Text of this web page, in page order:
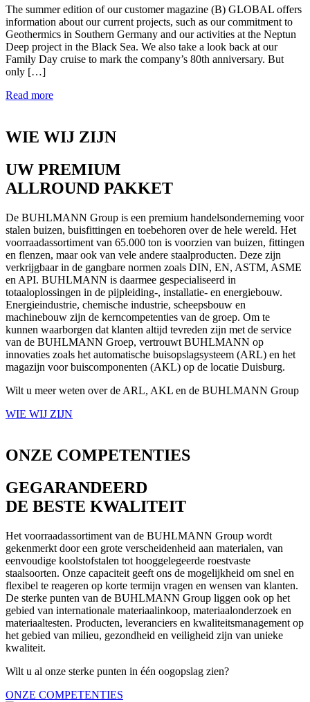
The summer edition of our customer magazine (B) GLOBAL offers
information about our current projects, such as our commitment to
Geothermics in Southern Germany and our activities at the Neptun
Deep project in the Black Sea. We also take a look back at our
Family Day cruise to mark the company’s 80th anniversary. But
only […]
Read more
WIE WIJ ZIJN
UW PREMIUM
ALLROUND PAKKET
De BUHLMANN Group is een premium handelsonderneming voor
stalen buizen, buisfittingen en toebehoren over de hele wereld. Het
voorraadassortiment van 65.000 ton is voorzien van buizen, fittingen
en flenzen, maar ook van vele andere staalproducten. Deze zijn
verkrijgbaar in de gangbare normen zoals DIN, EN, ASTM, ASME
en API. BUHLMANN is daarmee gespecialiseerd in
totaaloplossingen in de pijpleiding-, installatie- en energiebouw.
Energieindustrie, chemische industrie, scheepsbouw en
machinebouw zijn de kerncompetenties van de groep. Om te
kunnen waarborgen dat klanten altijd tevreden zijn met de service
van de BUHLMANN Groep, vertrouwt BUHLMANN op
innovaties zoals het automatische buisopslagsysteem (ARL) en het
magazijn voor buiscomponenten (AKL) op de locatie Duisburg.
Wilt u meer weten over de ARL, AKL en de BUHLMANN Group
WIE WIJ ZIJN
ONZE COMPETENTIES
GEGARANDEERD
DE BESTE KWALITEIT
Het voorraadassortiment van de BUHLMANN Group wordt
gekenmerkt door een grote verscheidenheid aan materialen, van
eenvoudige koolstofstalen tot hooggelegeerde roestvaste
staalsoorten. Onze capaciteit geeft ons de mogelijkheid om snel en
flexibel te reageren op korte termijn vragen en wensen van klanten.
De sterke punten van de BUHLMANN Group liggen ook op het
gebied van internationale materiaalinkoop, materiaalonderzoek en
materiaaltesten. Producten, leveranciers en kwaliteitsmanagement op
het gebied van milieu, gezondheid en veiligheid zijn van unieke
kwaliteit.
Wilt u al onze sterke punten in één oogopslag zien?
ONZE COMPETENTIES